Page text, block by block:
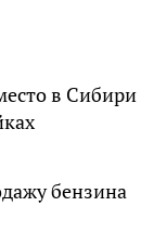
в Сибири
бензина